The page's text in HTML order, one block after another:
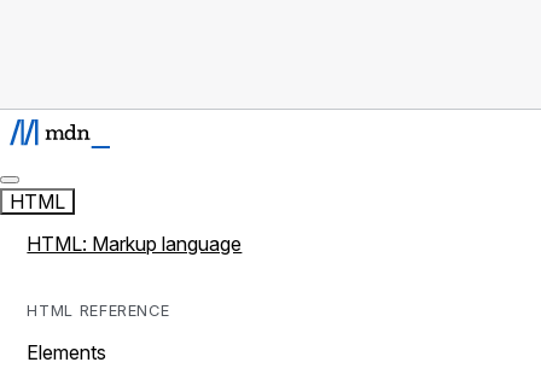
HTML
HTML: Markup language
HTML REFERENCE
Elements